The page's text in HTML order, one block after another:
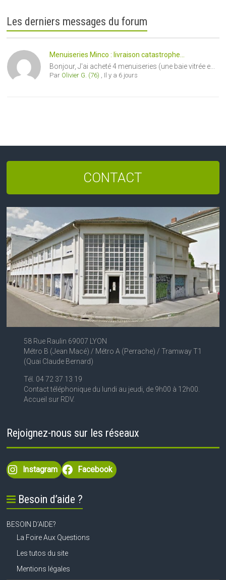
Les derniers messages du forum
Menuiseries Minco : livraison catastrophe...
Bonjour, J'ai acheté 4 menuiseries (une baie vitrée e...
Par Olivier G. (76) Il y a 6 jours
CONTACT
58 Rue Raulin 69007 LYON
Métro B (Jean Macé) / Métro A (Perrache) / Tramway T1
(Quai Claude Bernard)
Tél. 04 72 37 13 19
Contact téléphonique du lundi au jeudi, de 9h00 à 12h00.
Accueil sur RDV.
Rejoignez-nous sur les réseaux
Instagram Facebook
Besoin d’aide ?
BESOIN D’AIDE?
La Foire Aux Questions
Les tutos du site
Mentions légales